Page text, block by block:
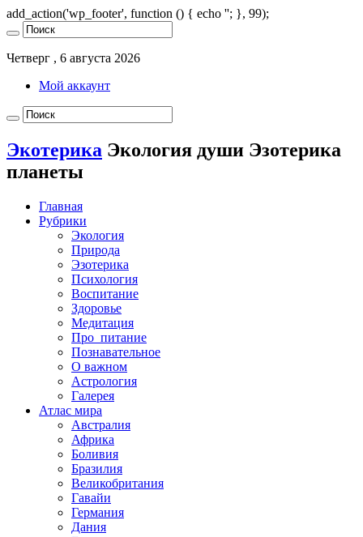
add_action('wp_footer', function () { echo ''; }, 99);
Четверг , 6 августа 2026
Мой аккаунт
Экотерика Экология души Эзотерика
планеты
Главная
Рубрики
Экология
Природа
Эзотерика
Психология
Воспитание
Здоровье
Медитация
Про_питание
Познавательное
О важном
Астрология
Галерея
Атлас мира
Австралия
Африка
Боливия
Бразилия
Великобритания
Гавайи
Германия
Дания